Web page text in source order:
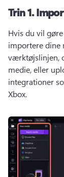
Trin 1.
Hvis du vil
importere dine
værktøjslinjen,
medie, eller
integrationer
Xbox.